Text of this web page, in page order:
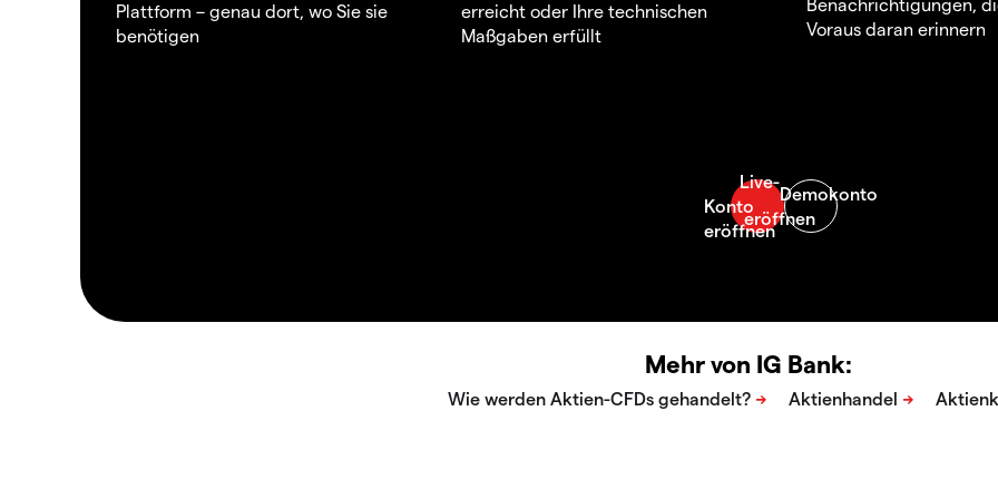
Plattform – genau dort, wo Sie sie
benötigen
erreicht oder Ihre technischen
Maßgaben erfüllt
Voraus daran erinnern
Mehr von IG Bank: